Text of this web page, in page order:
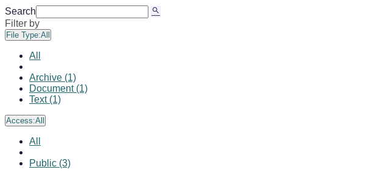
Search
Filter by
File Type:All
All
Archive (1)
Document (1)
Text (1)
Access:All
All
Public (3)